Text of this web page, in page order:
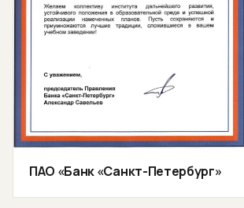
ПАО «Банк «Санкт-Петербург»